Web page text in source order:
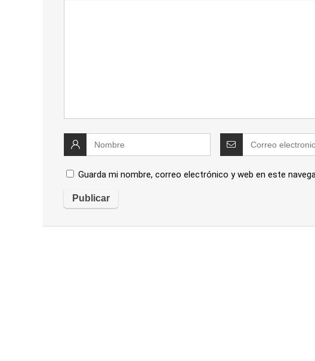
Guarda mi nombre, correo electrónico y web en este